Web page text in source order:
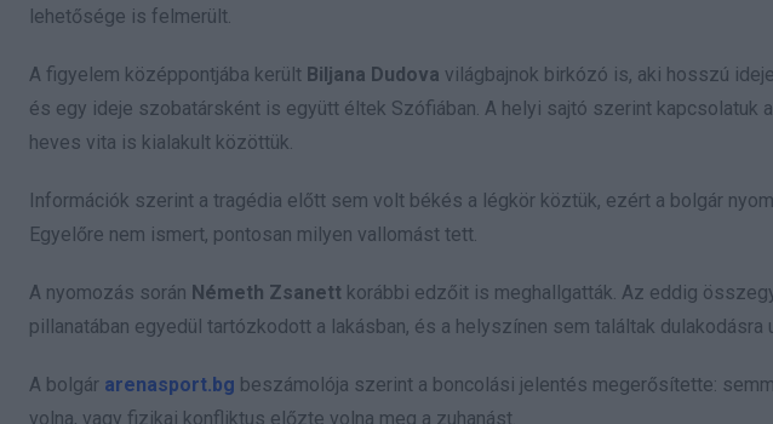
lehetősége is felmerült.
A figyelem középpontjába került Biljana Dudova világbajnok birkózó is, aki hosszú
és egy ideje szobatársként is együtt éltek Szófiában. A helyi sajtó szerint kapcsolatuk
heves vita is kialakult közöttük.
Információk szerint a tragédia előtt sem volt békés a légkör köztük, ezért a bolgár
Egyelőre nem ismert, pontosan milyen vallomást tett.
A nyomozás során Németh Zsanett korábbi edzőit is meghallgatták. Az eddig
pillanatában egyedül tartózkodott a lakásban, és a helyszínen sem találtak dulakodásra
A bolgár arenasport.bg beszámolója szerint a boncolási jelentés megerősítette:
volna, vagy fizikai konfliktus előzte volna meg a zuhanást.